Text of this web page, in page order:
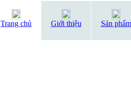
Trang chủ Giới thiệu Sản phẩm